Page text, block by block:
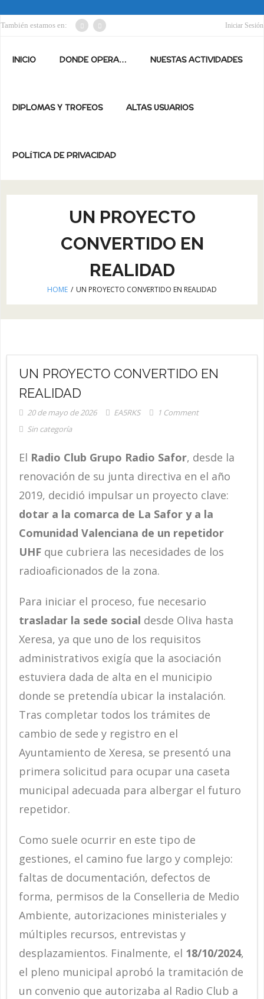
También estamos en: Iniciar Sesión
INICIO DONDE OPERA… NUESTAS ACTIVIDADES
DIPLOMAS Y TROFEOS ALTAS USUARIOS
POLÍTICA DE PRIVACIDAD
UN PROYECTO
CONVERTIDO EN
REALIDAD
HOME / UN PROYECTO CONVERTIDO EN REALIDAD
UN PROYECTO CONVERTIDO EN
REALIDAD
20 de mayo de 2026 EA5RKS 1 Comment
Sin categoría
El Radio Club Grupo Radio Safor, desde la
renovación de su junta directiva en el año
2019, decidió impulsar un proyecto clave:
dotar a la comarca de La Safor y a la
Comunidad Valenciana de un repetidor
UHF que cubriera las necesidades de los
radioaficionados de la zona.
Para iniciar el proceso, fue necesario
trasladar la sede social desde Oliva hasta
Xeresa, ya que uno de los requisitos
administrativos exigía que la asociación
estuviera dada de alta en el municipio
donde se pretendía ubicar la instalación.
Tras completar todos los trámites de
cambio de sede y registro en el
Ayuntamiento de Xeresa, se presentó una
primera solicitud para ocupar una caseta
municipal adecuada para albergar el futuro
repetidor.
Como suele ocurrir en este tipo de
gestiones, el camino fue largo y complejo:
faltas de documentación, defectos de
forma, permisos de la Conselleria de Medio
Ambiente, autorizaciones ministeriales y
múltiples recursos, entrevistas y
desplazamientos. Finalmente, el 18/10/2024,
el pleno municipal aprobó la tramitación de
un convenio que autorizaba al Radio Club a